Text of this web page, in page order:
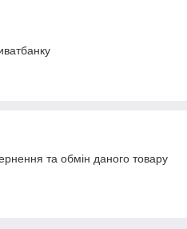
та обмін даного товару